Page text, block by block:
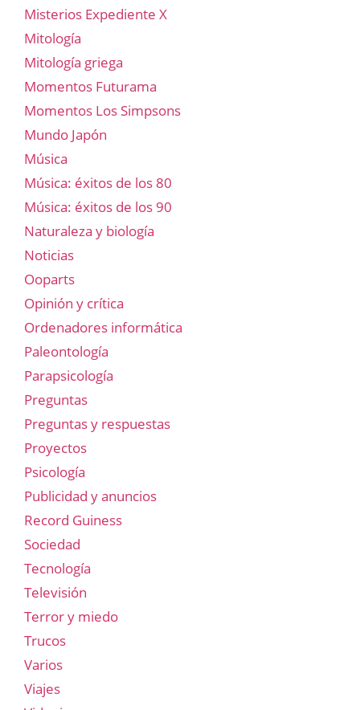
Misterios Expediente X
Mitología
Mitología griega
Momentos Futurama
Momentos Los Simpsons
Mundo Japón
Música
Música: éxitos de los 80
Música: éxitos de los 90
Naturaleza y biología
Noticias
Ooparts
Opinión y crítica
Ordenadores informática
Paleontología
Parapsicología
Preguntas
Preguntas y respuestas
Proyectos
Psicología
Publicidad y anuncios
Record Guiness
Sociedad
Tecnología
Televisión
Terror y miedo
Trucos
Varios
Viajes